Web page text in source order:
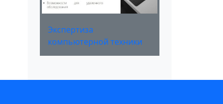
Экспертиза
компьютерной техники